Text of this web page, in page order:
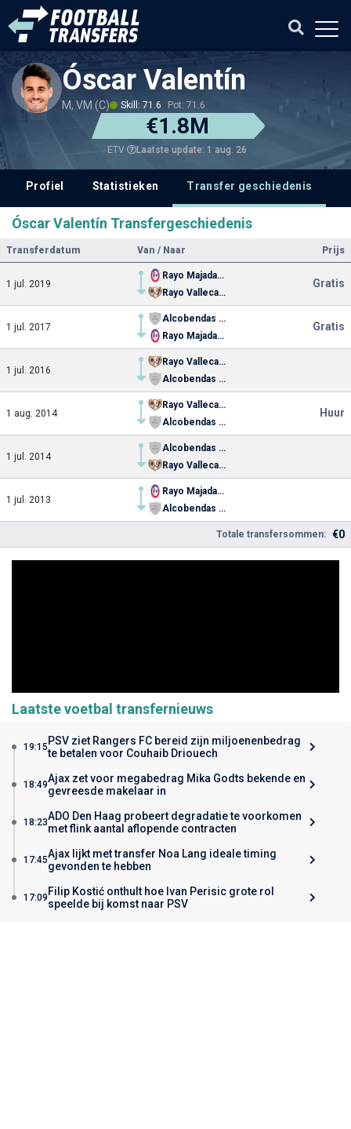
Óscar Valentín
M, VM (C) Skill: 71.6 Pot: 71.6
€1.8M
ETV Laatste update: 1 aug. 26
Profiel Statistieken Transfer geschiedenis
Óscar Valentín Transfergeschiedenis
Transferdatum Van / Naar Prijs
1 jul. 2019
Rayo Majadahonda
Rayo Vallecano
Gratis
1 jul. 2017
Alcobendas Sport (liq.)
Rayo Majadahonda
Gratis
1 jul. 2016
Rayo Vallecano
Alcobendas Sport (liq.)
1 aug. 2014
Rayo Vallecano
Alcobendas Sport (liq.)
Huur
1 jul. 2014
Alcobendas Sport (liq.)
Rayo Vallecano
1 jul. 2013
Rayo Majadahonda
Alcobendas Sport (liq.)
Totale transfersommen: €0
Laatste voetbal transfernieuws
19:15 PSV ziet Rangers FC bereid zijn miljoenenbedrag
te betalen voor Couhaib Driouech
18:49Ajax zet voor megabedrag Mika Godts bekende en
gevreesde makelaar in
18:23ADO Den Haag probeert degradatie te voorkomen
met flink aantal aflopende contracten
17:45Ajax lijkt met transfer Noa Lang ideale timing
gevonden te hebben
17:09 Filip Kostić onthult hoe Ivan Perisic grote rol
speelde bij komst naar PSV